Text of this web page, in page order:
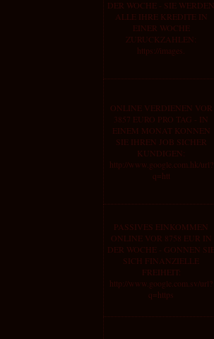
DER WOCHE - SIE WERDEN
ALLE IHRE KREDITE IN
EINER WOCHE
ZURUCKZAHLEN:
https://images.
ONLINE VERDIENEN VOR
3857 EURO PRO TAG - IN
EINEM MONAT KONNEN
SIE IHREN JOB SICHER
KUNDIGEN:
http://www.google.com.hk/url?
q=htt
PASSIVES EINKOMMEN
ONLINE VOR 8758 EUR IN
DER WOCHE - GONNEN
SICH FINANZIELLE
FREIHEIT:
http://www.google.com.sv/url?
q=https